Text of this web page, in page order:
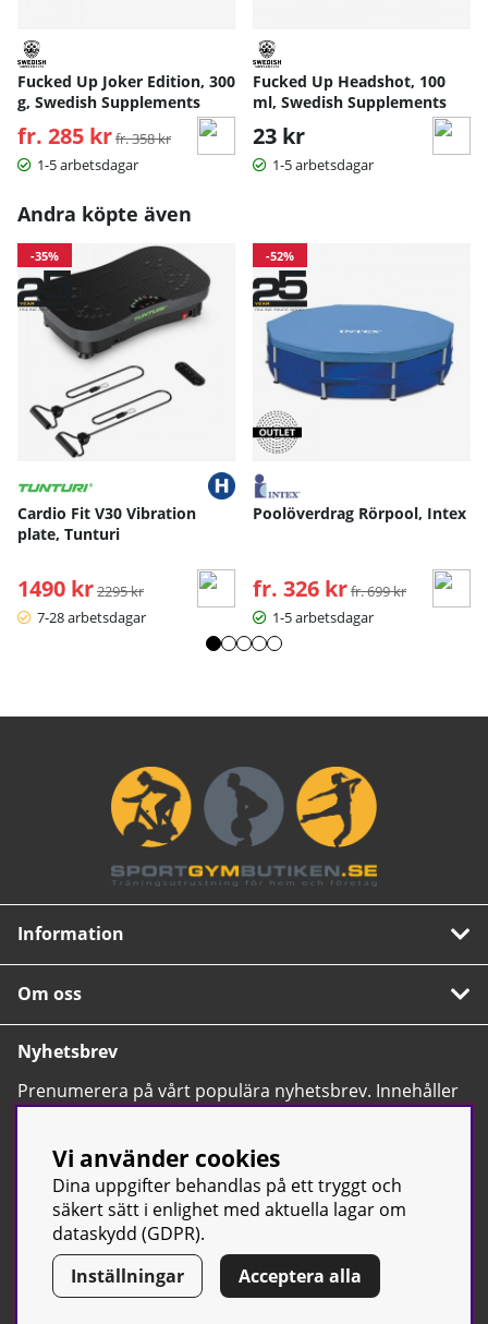
Fucked Up Joker Edition, 300
g, Swedish Supplements
fr. 285 kr Ordinarie pris:
fr. 358 kr
1-5 arbetsdagar
Fucked Up Headshot, 100
ml, Swedish Supplements
23 kr
1-5 arbetsdagar
Andra köpte även
-35%
Cardio Fit V30 Vibration
plate, Tunturi
1490 kr Ordinarie pris:
2295 kr
7-28 arbetsdagar
-52%
Poolöverdrag Rörpool, Intex
fr. 326 kr Ordinarie pris:
fr. 699 kr
1-5 arbetsdagar
Information
Om oss
Nyhetsbrev
Prenumerera på vårt populära nyhetsbrev. Innehåller
tips, nyheter och våra allra bästa erbjudanden.
© Sport & Gym Butiken JTC AB | Kontakta oss| All rights reserved
| Org.nr: 556668-7058 | Tel: 0500-42 87 00
Vi använder cookies
Dina uppgifter behandlas på ett tryggt och
säkert sätt i enlighet med aktuella lagar om
dataskydd (GDPR).
Inställningar
Acceptera alla